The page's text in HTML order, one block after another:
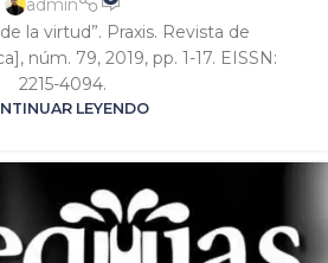
admin
la virtud”. Praxis. Revista de
núm. 79, 2019, pp. 1-17. EISSN:
2215-4094.
LEYENDO